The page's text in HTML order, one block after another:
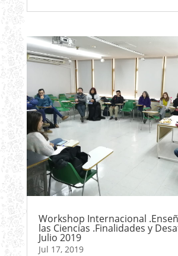
Workshop Internacional
las Ciencias .Finalidades y
Julio 2019
Jul 17, 2019